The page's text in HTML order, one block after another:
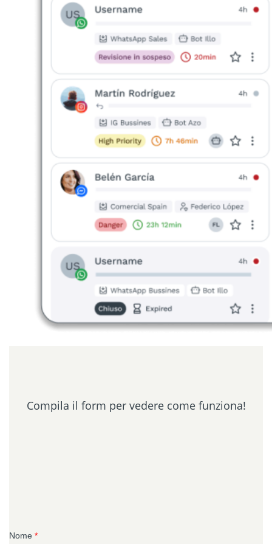
Compila il form per vedere come funziona!
Nome *